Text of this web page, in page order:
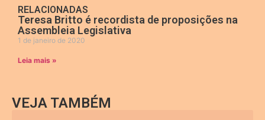
RELACIONADAS
Teresa Britto é recordista de proposições na
Assembleia Legislativa
1 de janeiro de 2020
Leia mais »
VEJA TAMBÉM